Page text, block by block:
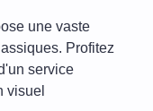
une vaste
Profitez
service
visuel